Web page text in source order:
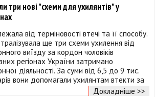
три нові "схеми для ухилянтів" у
від терміновості втечі та її способу.
ще три схеми ухилення від
виїзду за кордон чоловіків
регіонах України затримано
діяльності. За суми від 6,5 до 9 тис.
вони допомагали ухилянтам втекти за
Докладніше >>